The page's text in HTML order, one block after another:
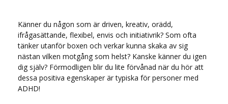
Känner du någon som är driven, kreativ, orädd,
ifrågasättande, flexibel, envis och initiativrik? Som ofta
tänker utanför boxen och verkar kunna skaka av sig
nästan vilken motgång som helst? Kanske känner du igen
dig själv? Förmodligen blir du lite förvånad när du hör att
dessa positiva egenskaper är typiska för personer med
ADHD!